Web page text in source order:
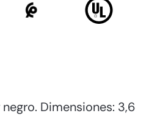
Dimensiones: 3,6